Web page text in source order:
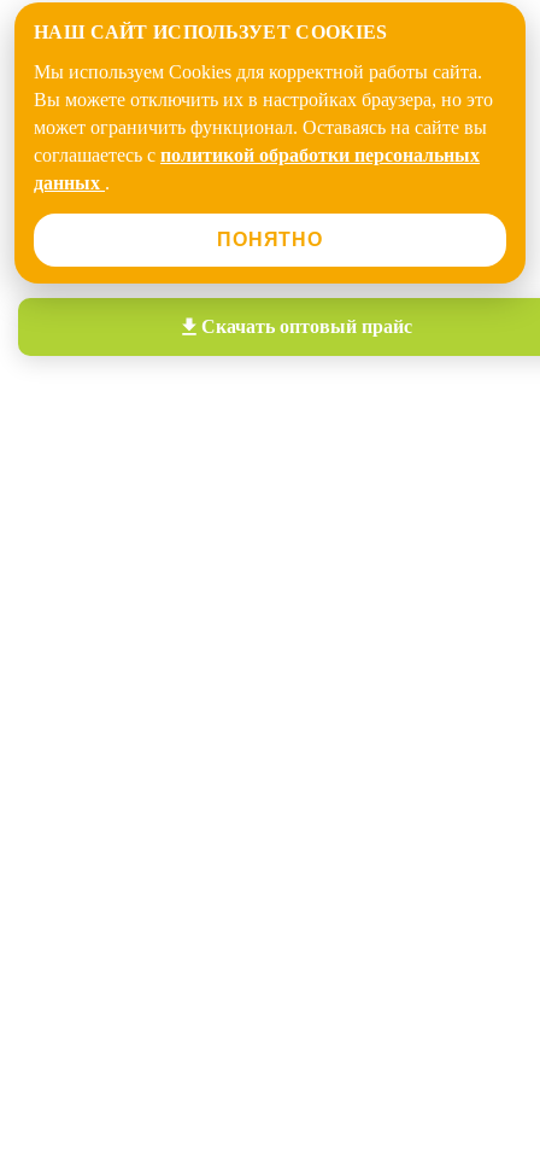
НАШ САЙТ ИСПОЛЬЗУЕТ COOKIES
Мы используем Cookies для корректной работы сайта.
Вы можете отключить их в настройках браузера, но это
может ограничить функционал. Оставаясь на сайте вы
соглашаетесь с политикой обработки персональных
данных .
ПОНЯТНО
Скачать оптовый прайс